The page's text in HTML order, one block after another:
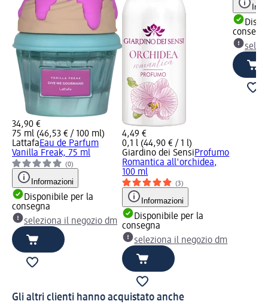
34,90 €
75 ml (46,53 € / 100 ml)
LattafaEau de Parfum
Vanilla Freak, 75 ml
(0)
Informazioni
Disponibile per la
consegna
seleziona il negozio dm
4,49 €
0,1 l (44,90 € / 1 l)
Giardino dei SensiProfumo
Romantica all'orchidea,
100 ml
(3)
Informazioni
Disponibile per la
consegna
seleziona il negozio dm
Gli altri clienti hanno acquistato anche